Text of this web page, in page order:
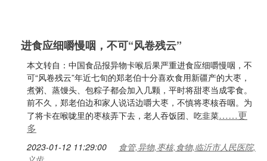
进食应细嚼慢咽，不可“风卷残云”
本文转自：中国食品报异物卡喉后果严重进食应细嚼慢咽，不
可“风卷残云”年近七旬的郑老伯十分喜欢食用新疆产的大枣，
煮粥、蒸馒头、包粽子都会加入几颗，平时将甜枣当成零食。
前不久，郑老伯边和家人说话边嚼大枣，不慎将枣核吞咽。为
了将卡在喉咙里的枣核弄下去，老人吞饭团、吃韭菜……更
多
2023-01-12 11:29:00
食管,异物,枣核,食物,临沂市人民医院,